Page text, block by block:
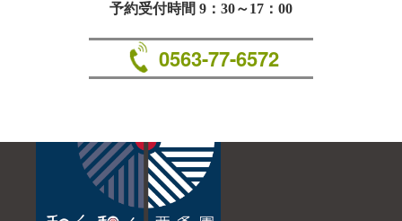
予約受付時間 9：30～17：00
0563-77-6572